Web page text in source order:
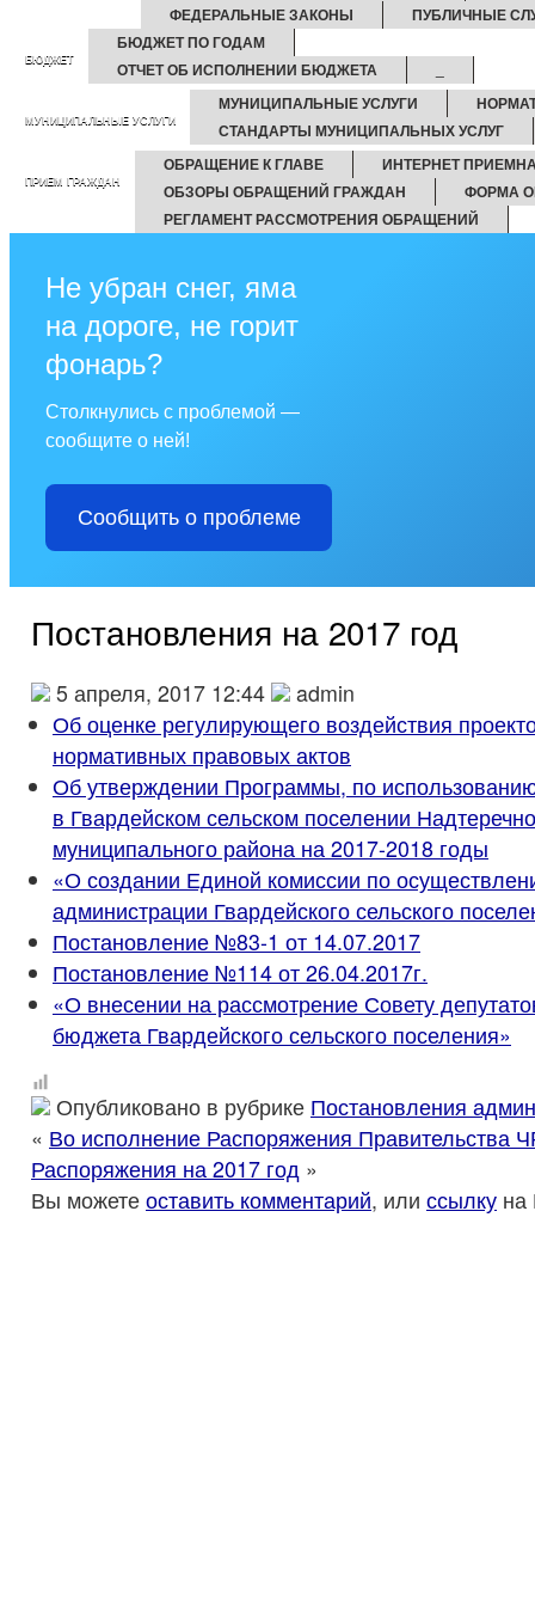
ФЕДЕРАЛЬНЫЕ ЗАКОНЫ
ПУБЛИЧНЫЕ
БЮДЖЕТ
БЮДЖЕТ ПО ГОДАМ
ОТЧЕТ ОБ ИСПОЛНЕНИИ БЮДЖЕТА
МУНИЦИПАЛЬНЫЕ УСЛУГИ
МУНИЦИПАЛЬНЫЕ УСЛУГИ
СТАНДАРТЫ МУНИЦИПАЛЬНЫХ УСЛУГ
ПРИЕМ ГРАЖДАН
ОБРАЩЕНИЕ К ГЛАВЕ
ИНТЕРНЕТ
ОБЗОРЫ ОБРАЩЕНИЙ ГРАЖДАН
ФОРМА
РЕГЛАМЕНТ РАССМОТРЕНИЯ ОБРАЩЕНИЙ
Не убран снег, яма
на дороге, не горит
фонарь?
Столкнулись с проблемой —
сообщите о ней!
Сообщить о проблеме
Постановления на 2017 год
5 апреля, 2017 12:44
admin
Об оценке регулирующего воздействия
нормативных правовых актов
Об утверждении Программы, по
в Гвардейском сельском поселении
муниципального района на 2017-2018 годы
«О создании Единой комиссии по
администрации Гвардейского сельского
Постановление №83-1 от 14.07.2017
Постановление №114 от 26.04.2017г.
«О внесении на рассмотрение Совету
бюджета Гвардейского сельского поселения»
Опубликовано в рубрике Постановления
« Во исполнение Распор­яжения Правительства
Распоряжения на 2017 год »
Вы можете оставить комментарий, или ссылку на